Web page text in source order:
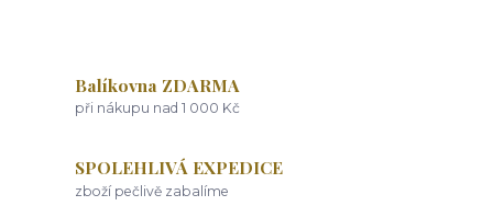
Balíkovna ZDARMA
při nákupu nad 1 000 Kč
SPOLEHLIVÁ EXPEDICE
zboží pečlivě zabalíme